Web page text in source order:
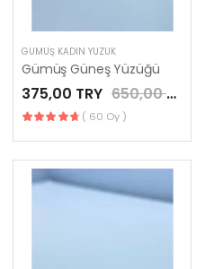
GÜMÜŞ KADIN YÜZÜK
Gümüş Güneş Yüzüğü
375,00 TRY 650,00 TRY
( 60 Oy )